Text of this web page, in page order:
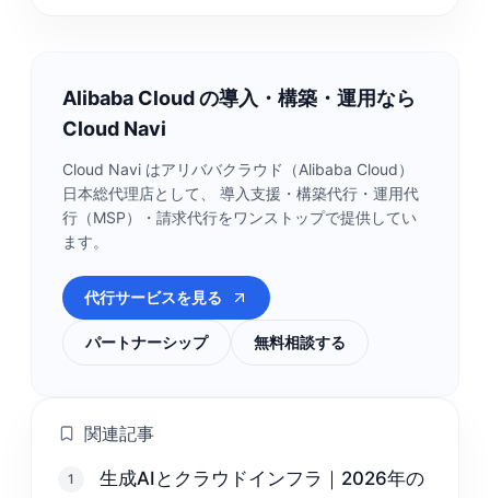
Alibaba Cloud の導入・構築・運用なら
Cloud Navi
Cloud Navi はアリババクラウド（Alibaba Cloud）
日本総代理店として、 導入支援・構築代行・運用代
行（MSP）・請求代行をワンストップで提供してい
ます。
代行サービスを見る
パートナーシップ 無料相談する
関連記事
1
生成AIとクラウドインフラ｜2026年の